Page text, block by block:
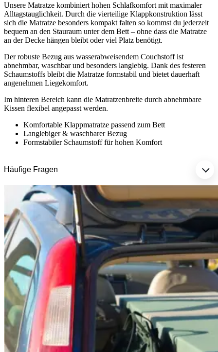
Unsere Matratze kombiniert hohen Schlafkomfort mit maximaler
Alltagstauglichkeit. Durch die vierteilige Klappkonstruktion lässt
sich die Matratze besonders kompakt falten so kommst du jederzeit
bequem an den Stauraum unter dem Bett – ohne dass die Matratze
an der Decke hängen bleibt oder viel Platz benötigt.
Der robuste Bezug aus wasserabweisendem Couchstoff ist
abnehmbar, waschbar und besonders langlebig. Dank des festeren
Schaumstoffs bleibt die Matratze formstabil und bietet dauerhaft
angenehmen Liegekomfort.
Im hinteren Bereich kann die Matratzenbreite durch abnehmbare
Kissen flexibel angepasst werden.
Komfortable Klappmatratze passend zum Bett
Langlebiger & waschbarer Bezug
Formstabiler Schaumstoff für hohen Komfort
Häufige Fragen